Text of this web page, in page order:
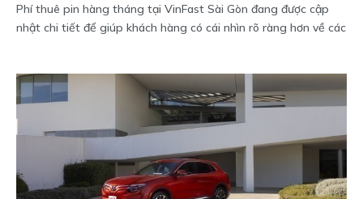
Phí thuê pin hàng tháng tại VinFast Sài Gòn đang được cập
nhật chi tiết để giúp khách hàng có cái nhìn rõ ràng hơn về các
nhất dưới đây để lựa chọn gói thuê pin phù hợp nhất.